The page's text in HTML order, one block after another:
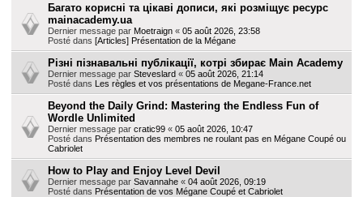
Багато корисні та цікаві дописи, які розміщує ресурс
mainacademy.ua
Dernier message par Moetraign « 05 août 2026, 23:58
Posté dans [Articles] Présentation de la Mégane
Різні пізнавальні публікації, котрі збирає Main Academy
Dernier message par Steveslard « 05 août 2026, 21:14
Posté dans Les règles et vos présentations de Megane-France.net
Beyond the Daily Grind: Mastering the Endless Fun of
Wordle Unlimited
Dernier message par cratic99 « 05 août 2026, 10:47
Posté dans Présentation des membres ne roulant pas en Mégane Coupé ou
Cabriolet
How to Play and Enjoy Level Devil
Dernier message par Savannahe « 04 août 2026, 09:19
Posté dans Présentation de vos Mégane Coupé et Cabriolet